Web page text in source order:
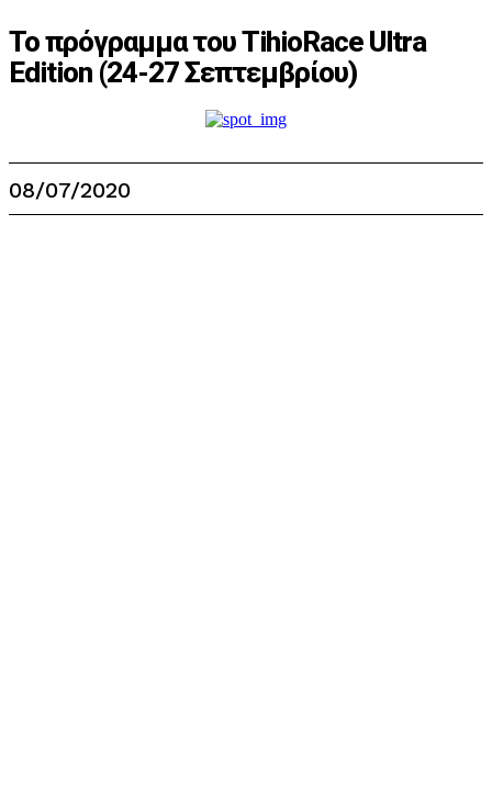
Το πρόγραμμα του TihioRace Ultra
Edition (24-27 Σεπτεμβρίου)
08/07/2020